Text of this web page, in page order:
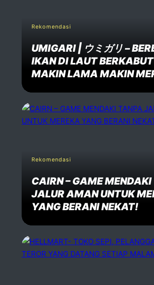
Rekomendasi
UMIGARI | ウミガリ –
IKAN DI LAUT
MAKIN LAMA MAKIN
Rekomendasi
CAIRN – GAME MENDAKI
JALUR AMAN UNTUK
YANG BERANI NEKAT!